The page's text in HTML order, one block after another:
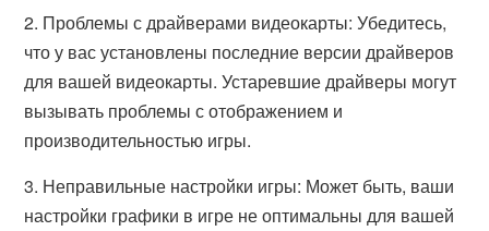
2. Проблемы с драйверами видеокарты: Убедитесь,
что у вас установлены последние версии драйверов
для вашей видеокарты. Устаревшие драйверы могут
вызывать проблемы с отображением и
производительностью игры.
3. Неправильные настройки игры: Может быть, ваши
настройки графики в игре не оптимальны для вашей